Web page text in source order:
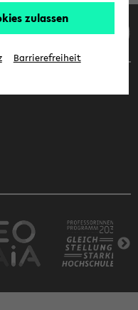
Instagram LinkedIn
zulassen
Barrierefreiheit